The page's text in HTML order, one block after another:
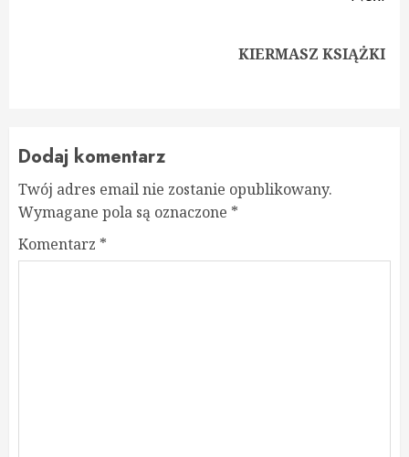
KIERMASZ KSIĄŻKI
Dodaj komentarz
Twój adres email nie zostanie opublikowany.
Wymagane pola są oznaczone *
Komentarz *